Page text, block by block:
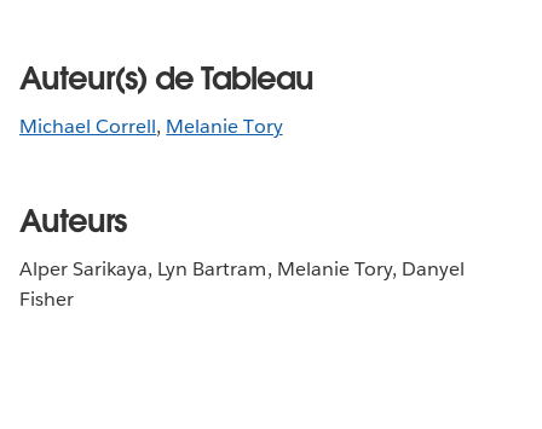
Auteur(s) de Tableau
Michael Correll, Melanie Tory
Auteurs
Alper Sarikaya, Lyn Bartram, Melanie Tory, Danyel
Fisher